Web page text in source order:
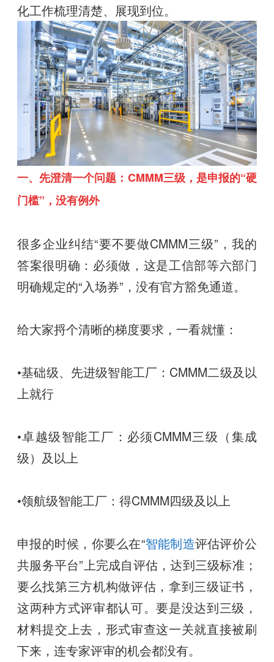
化工作梳理清楚、展现到位。
一、先澄清一个问题：CMMM三级，是申报的“硬
门槛”，没有例外
很多企业纠结“要不要做CMMM三级”，我的
答案很明确：必须做，这是工信部等六部门
明确规定的“入场券”，没有官方豁免通道。
给大家捋个清晰的梯度要求，一看就懂：
•基础级、先进级智能工厂：CMMM二级及以
上就行
•卓越级智能工厂：必须CMMM三级（集成
级）及以上
•领航级智能工厂：得CMMM四级及以上
申报的时候，你要么在“智能制造评估评价公
共服务平台”上完成自评估，达到三级标准；
要么找第三方机构做评估，拿到三级证书，
这两种方式评审都认可。要是没达到三级，
材料提交上去，形式审查这一关就直接被刷
下来，连专家评审的机会都没有。